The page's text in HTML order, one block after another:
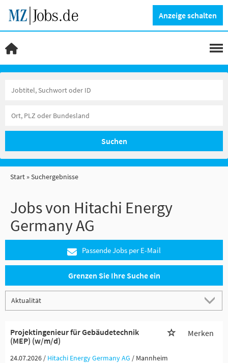
Anzeige schalten
Suchen
Start Suchergebnisse
Jobs von Hitachi Energy
Germany AG
Passende Jobs per E-Mail
Grenzen Sie Ihre Suche ein
Projektingenieur für Gebäudetechnik
(MEP) (w/m/d)
Merken
24.07.2026 / Hitachi Energy Germany AG / Mannheim